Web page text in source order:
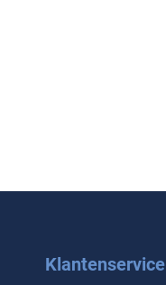
Klantenservice